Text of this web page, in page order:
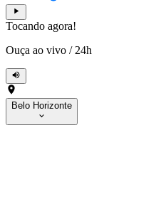
Tocando agora!
Ouça ao vivo / 24h
Belo Horizonte